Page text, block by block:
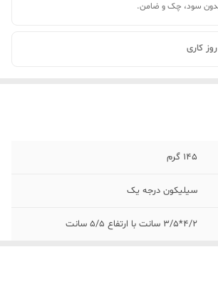
روز کاری
145 گرم
سیلیکون درجه یک
4/2*3/5 سانت با ارتفاع 5/5 سانت